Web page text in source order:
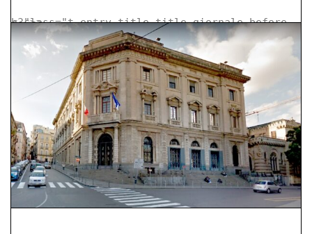
< class="t-entry-title title-giornale-before h3">>